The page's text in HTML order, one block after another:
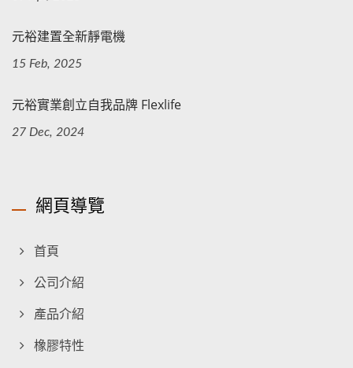
元裕建置全新靜電機
15 Feb, 2025
元裕實業創立自我品牌 Flexlife
27 Dec, 2024
網頁導覽
首頁
公司介紹
產品介紹
橡膠特性